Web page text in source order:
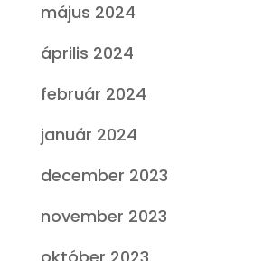
május 2024
április 2024
február 2024
január 2024
december 2023
november 2023